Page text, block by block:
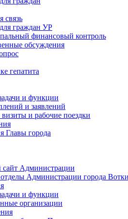
связь
граждан УР
финансовый контроль
обсуждения
гепатита
и функции
и заявлений
и рабочие поездки
Главы города
Администрации
Администрации города
и функции
организации